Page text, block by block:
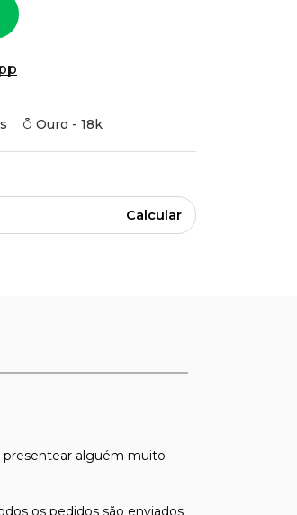
Ouro - 18k
Calcular
alguém muito
os pedidos são enviados